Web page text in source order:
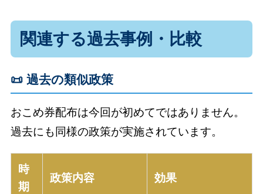
関連する過去事例・比較
📜 過去の類似政策
おこめ券配布は今回が初めてではありません。
過去にも同様の政策が実施されています。
時
期
政策内容 効果